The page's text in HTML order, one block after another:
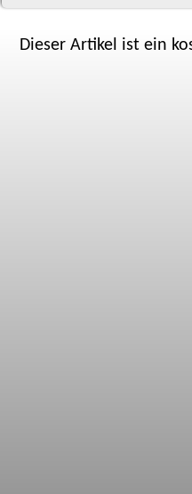
Dieser Artikel ist ein